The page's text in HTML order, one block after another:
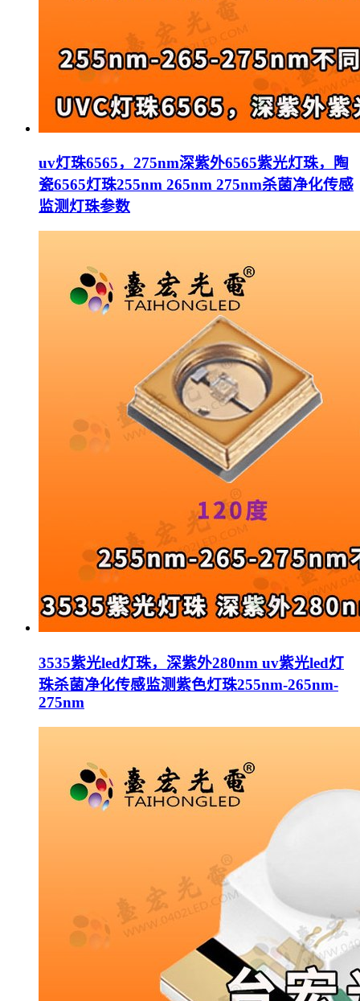
uv灯珠6565，275nm深紫外6565紫光灯珠，陶
瓷6565灯珠255nm 265nm 275nm杀菌净化传感
监测灯珠参数
3535紫光led灯珠，深紫外280nm uv紫光led灯
珠杀菌净化传感监测紫色灯珠255nm-265nm-
275nm